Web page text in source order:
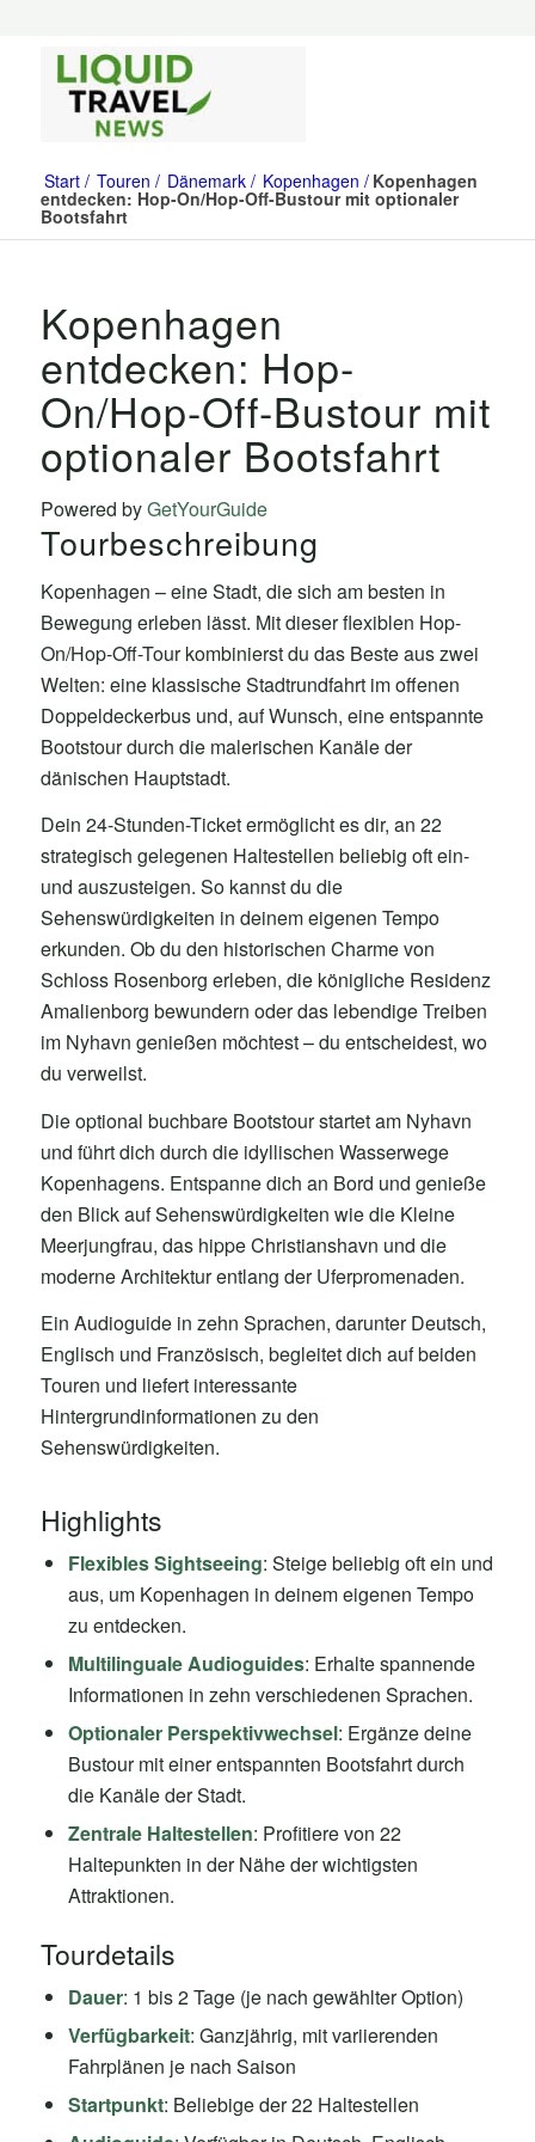
Start Touren Dänemark Kopenhagen Kopenhagen
entdecken: Hop-On/Hop-Off-Bustour mit optionaler
Bootsfahrt
Kopenhagen
entdecken: Hop-
On/Hop-Off-Bustour mit
optionaler Bootsfahrt
Powered byGetYourGuide
Tourbeschreibung
Kopenhagen – eine Stadt, die sich am besten in
Bewegung erleben lässt. Mit dieser flexiblen Hop-
On/Hop-Off-Tour kombinierst du das Beste aus zwei
Welten: eine klassische Stadtrundfahrt im offenen
Doppeldeckerbus und, auf Wunsch, eine entspannte
Bootstour durch die malerischen Kanäle der
dänischen Hauptstadt.
Dein 24-Stunden-Ticket ermöglicht es dir, an 22
strategisch gelegenen Haltestellen beliebig oft ein-
und auszusteigen. So kannst du die
Sehenswürdigkeiten in deinem eigenen Tempo
erkunden. Ob du den historischen Charme von
Schloss Rosenborg erleben, die königliche Residenz
Amalienborg bewundern oder das lebendige Treiben
im Nyhavn genießen möchtest – du entscheidest, wo
du verweilst.
Die optional buchbare Bootstour startet am Nyhavn
und führt dich durch die idyllischen Wasserwege
Kopenhagens. Entspanne dich an Bord und genieße
den Blick auf Sehenswürdigkeiten wie die Kleine
Meerjungfrau, das hippe Christianshavn und die
moderne Architektur entlang der Uferpromenaden.
Ein Audioguide in zehn Sprachen, darunter Deutsch,
Englisch und Französisch, begleitet dich auf beiden
Touren und liefert interessante
Hintergrundinformationen zu den
Sehenswürdigkeiten.
Highlights
Flexibles Sightseeing: Steige beliebig oft ein und
aus, um Kopenhagen in deinem eigenen Tempo
zu entdecken.
Multilinguale Audioguides: Erhalte spannende
Informationen in zehn verschiedenen Sprachen.
Optionaler Perspektivwechsel: Ergänze deine
Bustour mit einer entspannten Bootsfahrt durch
die Kanäle der Stadt.
Zentrale Haltestellen: Profitiere von 22
Haltepunkten in der Nähe der wichtigsten
Attraktionen.
Tourdetails
Dauer: 1 bis 2 Tage (je nach gewählter Option)
Verfügbarkeit: Ganzjährig, mit variierenden
Fahrplänen je nach Saison
Startpunkt: Beliebige der 22 Haltestellen